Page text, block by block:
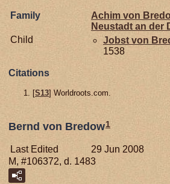
Family Achim von
Neustadt an der
Child
Jobst von
1538
Citations
[S13] Worldroots.com.
Bernd von Bredow1
Last Edited
29 Jun 2008
M, #106372, d. 1483